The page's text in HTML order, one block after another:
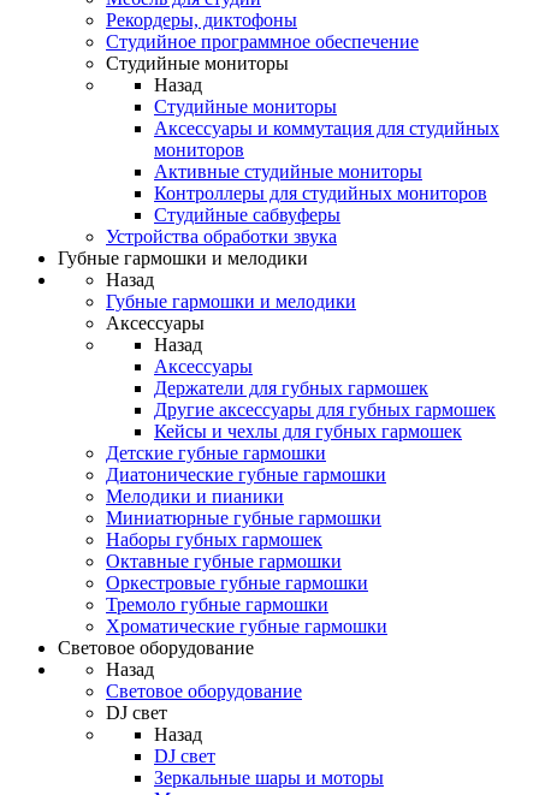
Рекордеры, диктофоны
Студийное программное обеспечение
Студийные мониторы
Назад
Студийные мониторы
Аксессуары и коммутация для студийных
мониторов
Активные студийные мониторы
Контроллеры для студийных мониторов
Студийные сабвуферы
Устройства обработки звука
Губные гармошки и мелодики
Назад
Губные гармошки и мелодики
Аксессуары
Назад
Аксессуары
Держатели для губных гармошек
Другие аксессуары для губных гармошек
Кейсы и чехлы для губных гармошек
Детские губные гармошки
Диатонические губные гармошки
Мелодики и пианики
Миниатюрные губные гармошки
Наборы губных гармошек
Октавные губные гармошки
Оркестровые губные гармошки
Тремоло губные гармошки
Хроматические губные гармошки
Световое оборудование
Назад
Световое оборудование
DJ свет
Назад
DJ свет
Зеркальные шары и моторы